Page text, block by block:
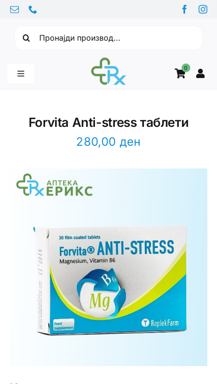
Skip
content
0
Toggle
Интимно здравје
Лична хигиена
Медицински апрати
Нега на кожа
Forvita Anti-stress таблети
280,00 ден